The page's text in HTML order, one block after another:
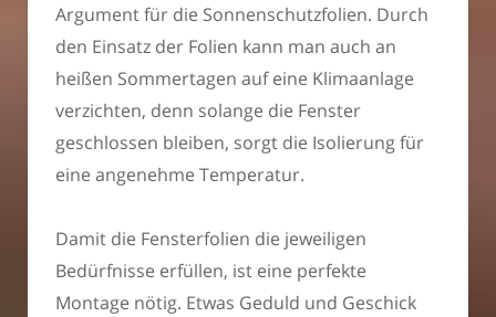
Argument für die Sonnenschutzfolien. Durch
den Einsatz der Folien kann man auch an
heißen Sommertagen auf eine Klimaanlage
verzichten, denn solange die Fenster
geschlossen bleiben, sorgt die Isolierung für
eine angenehme Temperatur.
Damit die Fensterfolien die jeweiligen
Bedürfnisse erfüllen, ist eine perfekte
Montage nötig. Etwas Geduld und Geschick